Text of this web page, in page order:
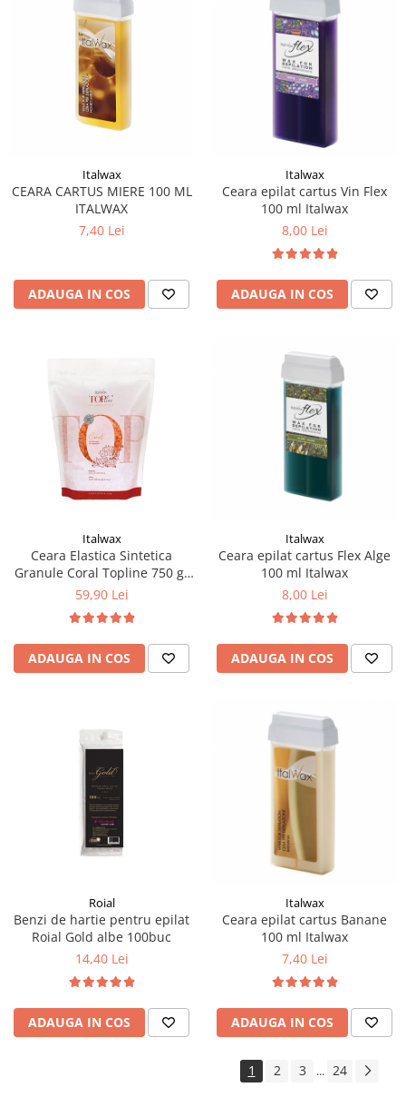
Italwax
CEARA CARTUS MIERE 100 ML
ITALWAX
7,40 Lei
ADAUGA IN COS
Italwax
Ceara epilat cartus Vin Flex
100 ml Italwax
8,00 Lei
ADAUGA IN COS
Italwax
Ceara Elastica Sintetica
Granule Coral Topline 750 gr
Italwax
59,90 Lei
ADAUGA IN COS
Italwax
Ceara epilat cartus Flex Alge
100 ml Italwax
8,00 Lei
ADAUGA IN COS
Roial
Benzi de hartie pentru epilat
Roial Gold albe 100buc
14,40 Lei
ADAUGA IN COS
Italwax
Ceara epilat cartus Banane
100 ml Italwax
7,40 Lei
ADAUGA IN COS
1 2 3 ... 24